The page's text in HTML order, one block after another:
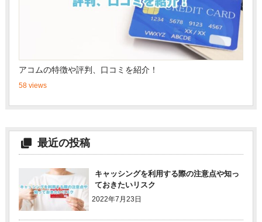
アコムの特徴や評判、口コミを紹介！
58 views
最近の投稿
キャッシングを利用する際の注意点や知っ
ておきたいリスク
2022年7月23日